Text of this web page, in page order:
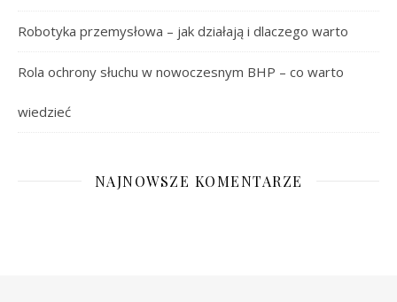
Robotyka przemysłowa – jak działają i dlaczego warto
Rola ochrony słuchu w nowoczesnym BHP – co warto
wiedzieć
NAJNOWSZE KOMENTARZE